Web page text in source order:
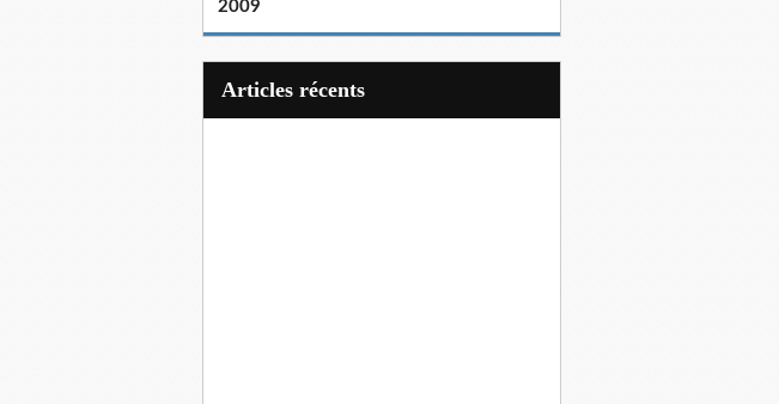
2009
articles récents